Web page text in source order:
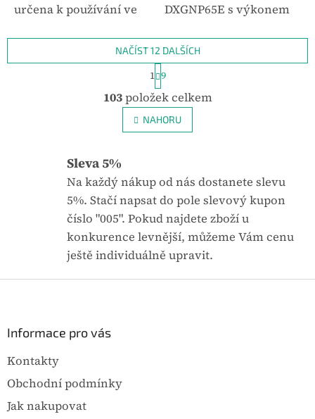
určena k používání ve
montážních pracích, ale
také jako záložní zdroj
DXGNP65E s výkonem
spolehlivý generátor
pro dílny, stavební
práce i domácí použití.
Díky AVR stabilizaci
napětí zajišťuje...
O
v
l
á
í
p
r
v
k
y
v
ý
NAČÍST 12 DALŠÍCH
S
t
r
á
n
k
n
í
1 9
103položek celkem
NAHORU
Sleva 5%
Na každý nákup od nás dostanete slevu
5%. Stačí napsat do pole slevový kupon
číslo "005". Pokud najdete zboží u
konkurence levnější, můžeme Vám cenu
ještě individuálně upravit.
Informace pro vás
Kontakty
Obchodní podmínky
Jak nakupovat